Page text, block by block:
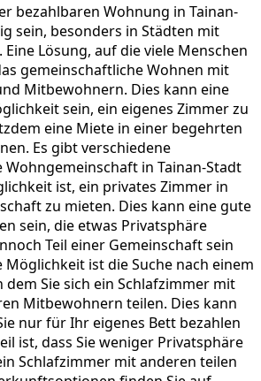
bezahlbaren Wohnung in Tainan-
sein, besonders in Städten mit
Lösung, auf die viele Menschen
gemeinschaftliche Wohnen mit
Mitbewohnern. Dies kann eine
sein, ein eigenes Zimmer zu
eine Miete in einer begehrten
Es gibt verschiedene
in Tainan-Stadt
ist, ein privates Zimmer in
zu mieten. Dies kann eine gute
sein, die etwas Privatsphäre
Teil einer Gemeinschaft sein
Möglichkeit ist die Suche nach einem
Sie sich ein Schlafzimmer mit
Mitbewohnern teilen. Dies kann
nur für Ihr eigenes Bett bezahlen
ist, dass Sie weniger Privatsphäre
Schlafzimmer mit anderen teilen